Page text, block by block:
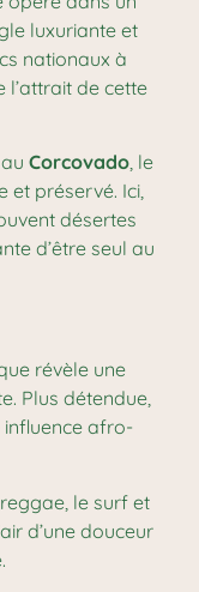
luxuriante et
nationaux à
l’attrait de cette
au Corcovado, le
et préservé. Ici,
désertes
d’être seul au
révèle une
Plus détendue,
afro-
le surf et
d’une douceur